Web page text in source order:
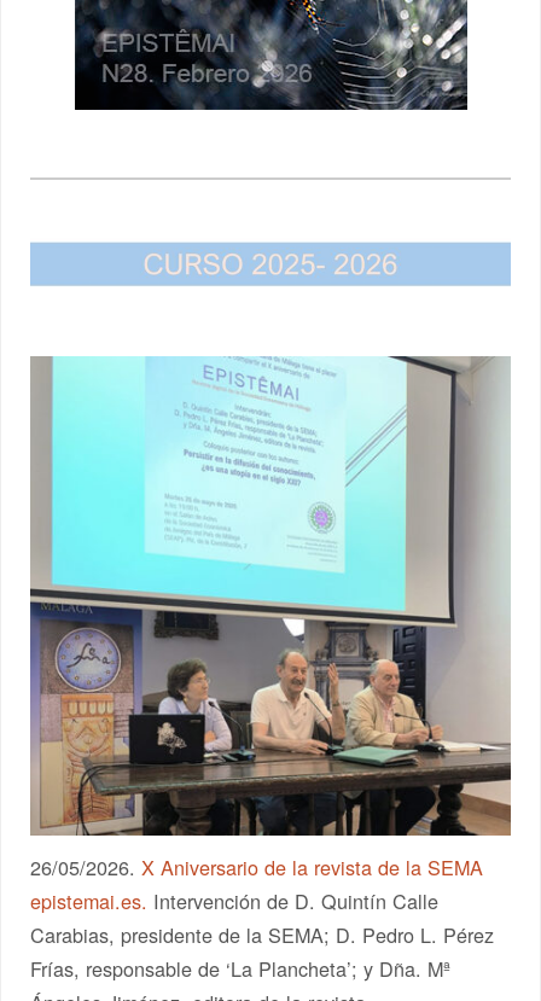
26/05/2026.X Aniversario de la revista de la SEMA
epistemai.es. Intervención de D. Quintín Calle
Carabias, presidente de la SEMA; D. Pedro L. Pérez
Frías, responsable de ‘La Plancheta’; y Dña. Mª